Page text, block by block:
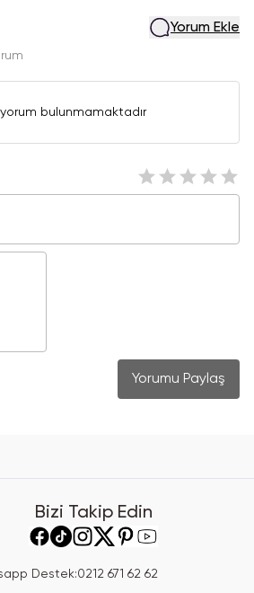
Yorum Ekle
bulunmamaktadır
Yorumu Paylaş
Bizi Takip Edin
Destek:0212 671 62 62